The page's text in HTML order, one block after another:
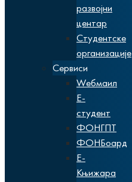
развојни
центар
Студентске
организације
Сервиси
Wебмаил
Е-
студент
ФОНГПТ
ФОНБоард
Е-
Књижара